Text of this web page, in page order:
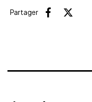
Partager Facebook
X